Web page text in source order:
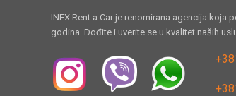
INEX Rent a Car je renomirana agencija koja
godina. Dođite i uverite se u kvalitet naših